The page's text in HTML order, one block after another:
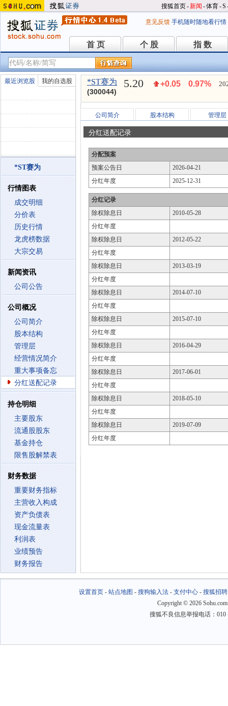
搜狐首页-新闻 -体育-S
意见反馈 手机随时随地看行情
首 页
首 页 个 股
个 股 指 数
指 数
最近浏览股 我的自选股
*ST赛为
行情图表
成交明细
分价表
历史行情
龙虎榜数据
大宗交易
新闻资讯
公司公告
公司概况
公司简介
股本结构
管理层
经营情况简介
重大事项备忘
分红送配记录
持仓明细
主要股东
流通股股东
基金持仓
限售股解禁表
财务数据
重要财务指标
主营收入构成
资产负债表
现金流量表
利润表
业绩预告
财务报告
*ST赛为
(300044)
5.20 +0.05 0.97%
公司简介 股本结构 管理层
分红送配记录
分配预案
预案公告日
2026-04-21
分红年度
2025-12-31
分红记录
除权除息日
2010-05-28
分红年度
除权除息日
2012-05-22
分红年度
除权除息日
2013-03-19
分红年度
除权除息日
2014-07-10
分红年度
除权除息日
2015-07-10
分红年度
除权除息日
2016-04-29
分红年度
除权除息日
2017-06-01
分红年度
除权除息日
2018-05-10
分红年度
除权除息日
2019-07-09
分红年度
设置首页- 站点地图 - 搜狗输入法- 支付中心- 搜狐招聘
Copyright © 2026
搜狐不良信息举报电话：010